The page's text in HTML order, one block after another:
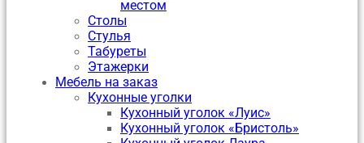
местом
Столы
Стулья
Табуреты
Этажерки
Мебель на заказ
Кухонные уголки
Кухонный уголок «Луис»
Кухонный уголок «Бристоль»